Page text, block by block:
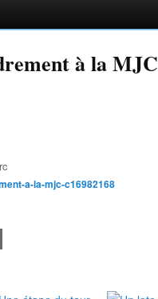
à la MJC
a-la-mjc-c16982168